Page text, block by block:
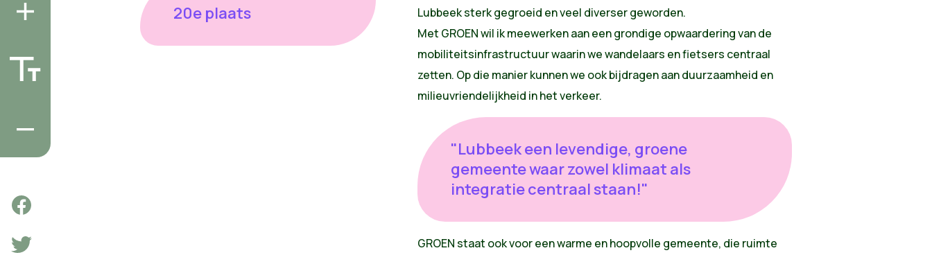
20e plaats
Lubbeek sterk gegroeid en veel diverser geworden.
Met GROEN wil ik meewerken aan een grondige opwaardering van de
mobiliteitsinfrastructuur waarin we wandelaars en fietsers centraal
zetten. Op die manier kunnen we ook bijdragen aan duurzaamheid en
milieuvriendelijkheid in het verkeer.
"Lubbeek een levendige, groene
gemeente waar zowel klimaat als
integratie centraal staan!"
GROEN staat ook voor een warme en hoopvolle gemeente, die ruimte